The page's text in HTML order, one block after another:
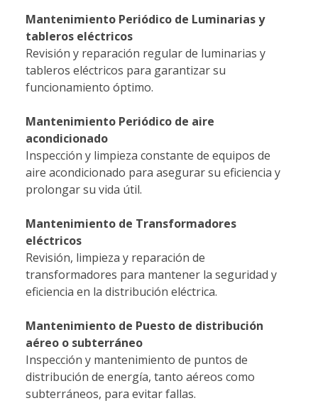
Mantenimiento Periódico de Luminarias y
tableros eléctricos
Revisión y reparación regular de luminarias y
tableros eléctricos para garantizar su
funcionamiento óptimo.
Mantenimiento Periódico de aire
acondicionado
Inspección y limpieza constante de equipos de
aire acondicionado para asegurar su eficiencia y
prolongar su vida útil.
Mantenimiento de Transformadores
eléctricos
Revisión, limpieza y reparación de
transformadores para mantener la seguridad y
eficiencia en la distribución eléctrica.
Mantenimiento de Puesto de distribución
aéreo o subterráneo
Inspección y mantenimiento de puntos de
distribución de energía, tanto aéreos como
subterráneos, para evitar fallas.